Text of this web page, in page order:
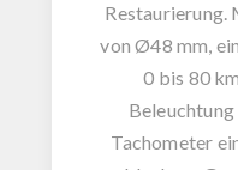
Restaurierung.
vonØ48 mm,
0 bis 80
Beleuchtung
Tachometer